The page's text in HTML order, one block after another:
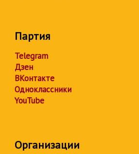
Партия
Telegram
Дзен
ВКонтакте
Одноклассники
YouTube
Организации